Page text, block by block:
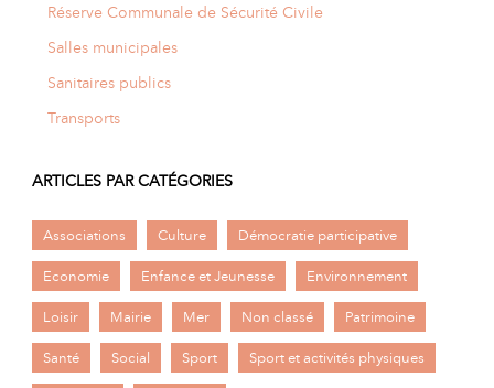
Réserve Communale de Sécurité Civile
Salles municipales
Sanitaires publics
Transports
ARTICLES PAR CATÉGORIES
Associations Culture Démocratie participative
Economie Enfance et Jeunesse Environnement
Loisir Mairie Mer Non classé Patrimoine
Santé Social Sport Sport et activités physiques